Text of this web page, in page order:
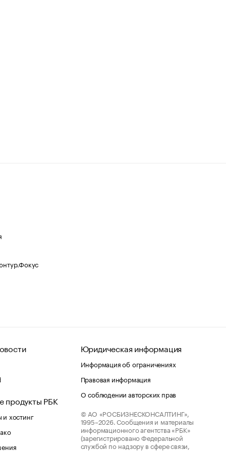
продукты РБК
хостинг
Юридическая информация
Информация об ограничениях
Правовая информация
О соблюдении авторских прав
© АО «РОСБИЗНЕСКОНСАЛТИНГ»,
1995–2026. Сообщения и материалы
информационного агентства «РБК»
(зарегистрировано Федеральной
службой по надзору в сфере связи,